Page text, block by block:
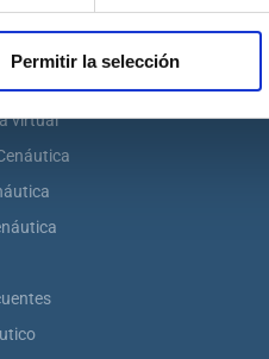
Permitir la selección
virtual